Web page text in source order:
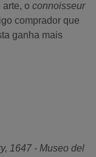
o connoisseur
comprador que
ganha mais
1647 - Museo del